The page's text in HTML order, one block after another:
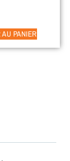
PANIER